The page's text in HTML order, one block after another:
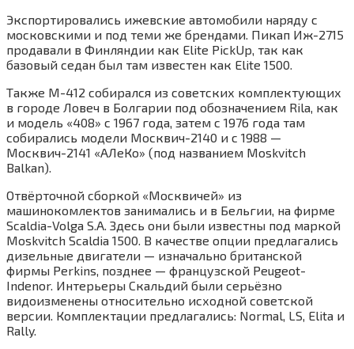
Экспортировались ижевские автомобили наряду с
московскими и под теми же брендами. Пикап Иж-2715
продавали в Финляндии как Elite PickUp, так как
базовый седан был там известен как Elite 1500.
Также М-412 собирался из советских комплектующих
в городе Ловеч в Болгарии под обозначением Rila, как
и модель «408» с 1967 года, затем с 1976 года там
собирались модели Москвич-2140 и с 1988 —
Москвич-2141 «АЛеКо» (под названием Moskvitch
Balkan).
Отвёрточной сборкой «Москвичей» из
машинокомлектов занимались и в Бельгии, на фирме
Scaldia-Volga S.A. Здесь они были известны под маркой
Moskvitch Scaldia 1500. В качестве опции предлагались
дизельные двигатели — изначально британской
фирмы Perkins, позднее — французской Peugeot-
Indenor. Интерьеры Скальдий были серьёзно
видоизменены относительно исходной советской
версии. Комплектации предлагались: Normal, LS, Elita и
Rally.